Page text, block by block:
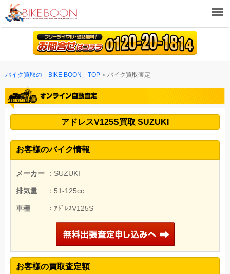
バイク買取の「BIKE BOON」TOP バイク買取査定
アドレスV125S買取 SUZUKI
お客様のバイク情報
メーカー ：SUZUKI
排気量 ：51-125cc
車種 ：ｱﾄﾞﾚｽV125S
お客様の買取査定額